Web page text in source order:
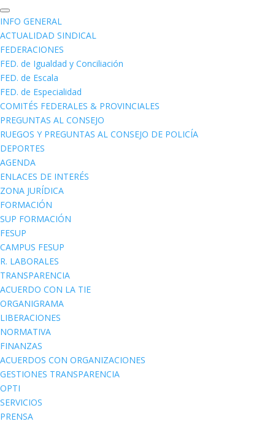
INFO GENERAL
ACTUALIDAD SINDICAL
FEDERACIONES
FED. de Igualdad y Conciliación
FED. de Escala
FED. de Especialidad
COMITÉS FEDERALES & PROVINCIALES
PREGUNTAS AL CONSEJO
RUEGOS Y PREGUNTAS AL CONSEJO DE POLICÍA
DEPORTES
AGENDA
ENLACES DE INTERÉS
ZONA JURÍDICA
FORMACIÓN
SUP FORMACIÓN
FESUP
CAMPUS FESUP
R. LABORALES
TRANSPARENCIA
ACUERDO CON LA TIE
ORGANIGRAMA
LIBERACIONES
NORMATIVA
FINANZAS
ACUERDOS CON ORGANIZACIONES
GESTIONES TRANSPARENCIA
OPTI
SERVICIOS
PRENSA